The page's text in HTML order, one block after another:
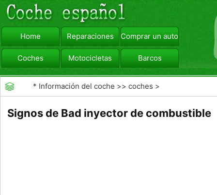
Home Reparaciones Comprar un automóvil
Coches Motocicletas Barcos
viajar Camiones
* Información del coche >>coches >
Signos de Bad inyector de combustible